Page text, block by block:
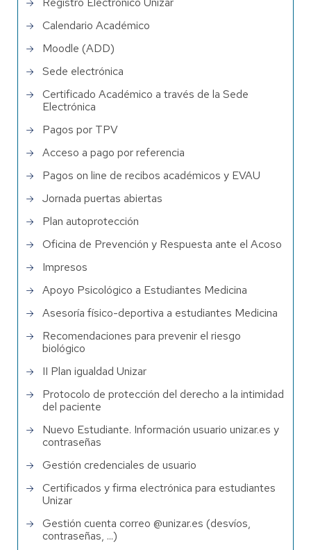
IMPORTANTE: Este procedimiento NO ES
AUTOMÁTICO. Si el alumno/a no realiza la
automatrícula en el plazo, perderá su plaza,
tanto en el Grado en el que ha anulado la
matrícula, como en el nuevo estudio
admitido/a.
traspasarán a la nueva matrícula
automáticamente, siempre que no se trate de
Calendario Académico
Moodle (ADD)
Sede electrónica
Certificado Académico a través de la Sede
Electrónica
Pagos por TPV
Acceso a pago por referencia
Pagos on line de recibos académicos y EVAU
Jornada puertas abiertas
Plan autoprotección
Oficina de Prevención y Respuesta ante el Acoso
Impresos
Apoyo Psicológico a Estudiantes Medicina
Asesoría físico-deportiva a estudiantes Medicina
Recomendaciones para prevenir el riesgo
biológico
II Plan igualdad Unizar
Protocolo de protección del derecho a la intimidad
del paciente
Nuevo Estudiante. Información usuario unizar.es y
contraseñas
Gestión credenciales de usuario
Certificados y firma electrónica para estudiantes
Unizar
Gestión cuenta correo @unizar.es (desvíos,
contraseñas, ...)